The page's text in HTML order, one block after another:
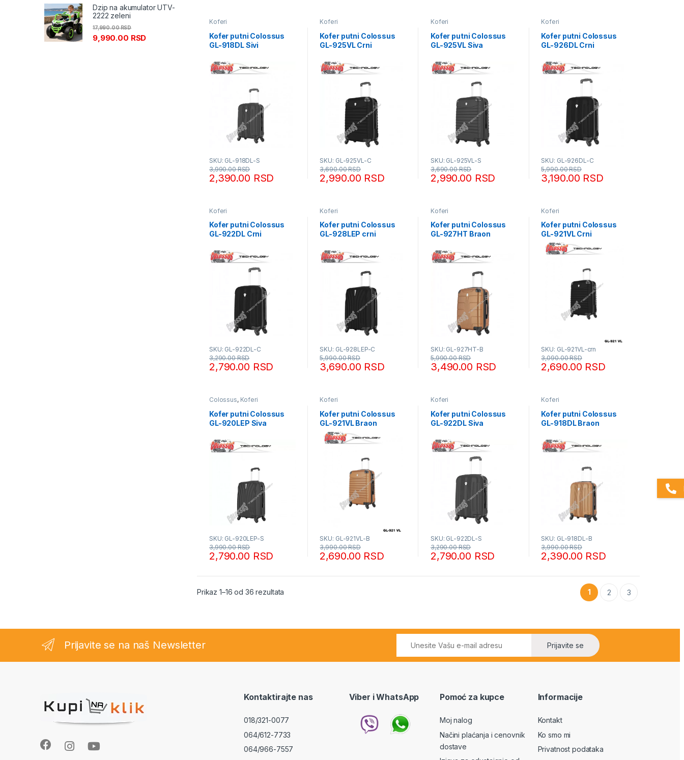
Koferi
Kofer putni Colossus
GL-918DL Sivi
SKU: GL-918DL-S
2,390.00 RSD
3,990.00RSD
Koferi
Kofer putni Colossus
GL-925VL Crni
SKU: GL-925VL-C
2,990.00 RSD
3,690.00RSD
Koferi
Kofer putni Colossus
GL-925VL Siva
SKU: GL-925VL-S
2,990.00 RSD
3,690.00RSD
Koferi
Kofer putni Colossus
GL-926DL Crni
SKU: GL-926DL-C
3,190.00 RSD
5,990.00RSD
Koferi
Kofer putni Colossus
GL-922DL Crni
SKU: GL-922DL-C
2,790.00 RSD
3,290.00RSD
Koferi
Kofer putni Colossus
GL-928LEP crni
SKU: GL-928LEP-C
3,690.00 RSD
5,990.00RSD
Koferi
Kofer putni Colossus
GL-927HT Braon
SKU: GL-927HT-B
3,490.00 RSD
5,990.00RSD
Koferi
Kofer putni Colossus
GL-921VL Crni
SKU: GL-921VL-crn
2,690.00 RSD
3,090.00RSD
Colossus, Koferi
Kofer putni Colossus
GL-920LEP Siva
SKU: GL-920LEP-S
2,790.00 RSD
3,990.00RSD
Koferi
Kofer putni Colossus
GL-921VL Braon
SKU: GL-921VL-B
2,690.00 RSD
3,990.00RSD
Koferi
Kofer putni Colossus
GL-922DL Siva
SKU: GL-922DL-S
2,790.00 RSD
3,290.00RSD
Koferi
Kofer putni Colossus
GL-918DL Braon
SKU: GL-918DL-B
2,390.00 RSD
3,990.00RSD
Prikaz 1–16 od 36 rezultata 1 2 3
Dzip na akumulator UTV-
2222 zeleni
9,990.00 RSD
17,990.00RSD
Prijavite se na naš Newsletter Prijavite se
Kontaktirajte nas
018/321-0077
064/612-7733
064/966-7557
Viber i WhatsApp Pomoć za kupce
Moj nalog
Načini plaćanja i cenovnik
dostave
Informacije
Kontakt
Ko smo mi
Privatnost podataka